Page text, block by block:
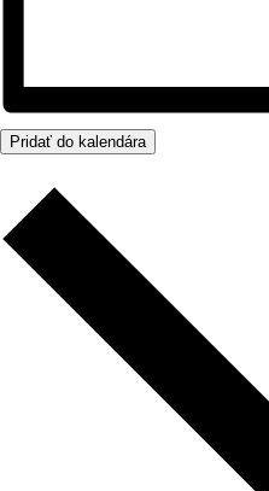
Pridať do kalendára